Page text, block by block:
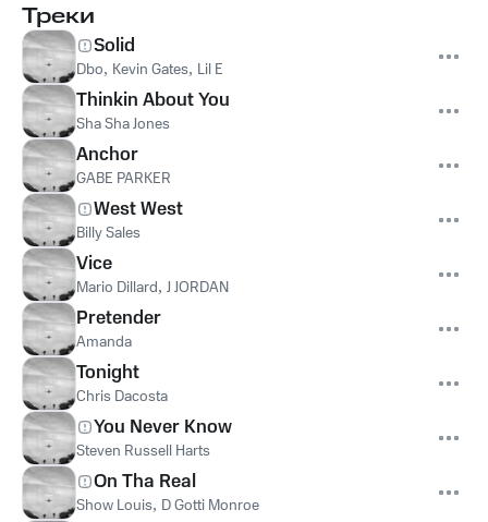
Треки
Solid
Dbo, Kevin Gates, Lil E
Thinkin About You
Sha Sha Jones
Anchor
GABE PARKER
West West
Billy Sales
Vice
Mario Dillard, J JORDAN
Pretender
Amanda
Tonight
Chris Dacosta
You Never Know
Steven Russell Harts
On Tha Real
Show Louis, D Gotti Monroe